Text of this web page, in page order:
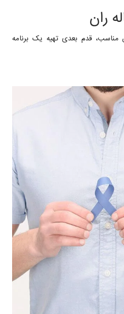
ران
قدم بعدی تهیه یک برنامه